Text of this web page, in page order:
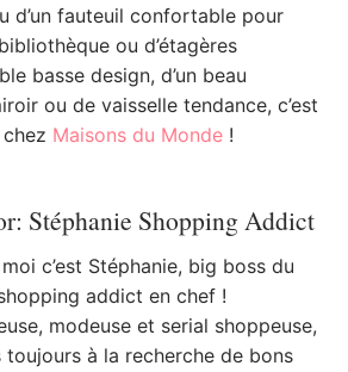
d’un fauteuil confortable pour
ou d’étagères
basse design, d’un beau
ou de vaisselle tendance, c’est
Maisons du Monde !
Stéphanie Shopping Addict
c’est Stéphanie, big boss du
addict en chef !
modeuse et serial shoppeuse,
toujours à la recherche de bons